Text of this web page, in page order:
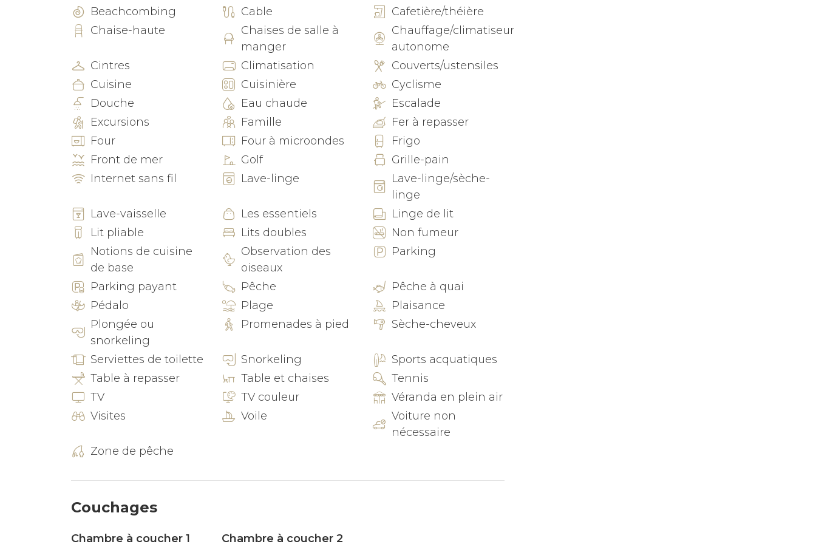
sur la mer depuis les deux autres balcons situés à l’extérieur des chambres de l’appartement.
Les environs : Avec un emplacement fabuleux juste à côté de la plage de La Fossa, vous
pourriez être satisfait de passer l'ensemble de vos vacances étendu au bord de la mer. Et
avec des magasins, des supermarchés et des restaurants locaux à quelques pas, tout ce dont
vous avez besoin pour une escapade facile et détendue est à portée de main.
Le centre-ville de Calpe est également à seulement 5 minutes en voiture. Avec un grand
quartier commerçant, la vieille ville fortifiée de Calpe vaut le détour pour se promener parmi
son architecture historique espagnole, y compris une belle église du 15ème siècle.
Pour des vues spectaculaires sur Calpe, faites une randonnée ou une escalade jusqu'au
sommet du Peñón de Ifac. À seulement 10 minutes en voiture, cette falaise "gibraltar-ienne"
s'élève à 332 mètres au-dessus de la Méditerranée et abrite également une variété de faune
et de flore locales rares.
Avant tout, chez Costa CarpeDiem, nous voulons que vous vous sentiez comme chez vous
dès votre arrivée. Si vous avez des demandes spécifiques, faites-le nous savoir et nous nous
Besoin d'un transfert depuis l'aéroport ? Le meilleur prix pour une entreprise de location de
voitures ? Une recommandation sur de grands restaurants locaux ? Il suffit de demander,
nous serons heureux de vous donner nos meilleurs conseils !
Intérieur de la location
salle de séjour/ à manger climatisée avec télévision
2 chambres à coucher et 1 salle de bain
buanderie avec machine à laver
Beachcombing
Cable
Cafetière/théière
Chaise-haute
Chaises de salle à
manger
Chauffage/climatiseur
autonome
Cintres
Climatisation
Couverts/ustensiles
Cuisine
Cuisinière
Cyclisme
Douche
Eau chaude
Escalade
Excursions
Famille
Fer à repasser
Four
Four à microondes
Frigo
Front de mer
Golf
Grille-pain
Internet sans fil
Lave-linge
Lave-linge/sèche-
linge
Lave-vaisselle
Les essentiels
Linge de lit
Lit pliable
Lits doubles
Non fumeur
Notions de cuisine
de base
Observation des
oiseaux
Parking
Parking payant Pêche
Pêche à quai
Pédalo
Plage
Plaisance
Plongée ou
snorkeling
Promenades à pied Sèche-cheveux
Serviettes de toilette Snorkeling
Sports acquatiques
Table à repasser
Table et chaises
Tennis
TV
TV couleur
Véranda en plein air
Visites
Voile
Voiture non
nécessaire
Zone de pêche
Couchages
Chambre à coucher 1
Chambre à coucher 2